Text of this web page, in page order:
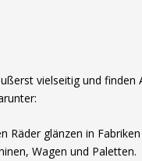
vielseitig und finden
Räder glänzen in
Wagen und Paletten.